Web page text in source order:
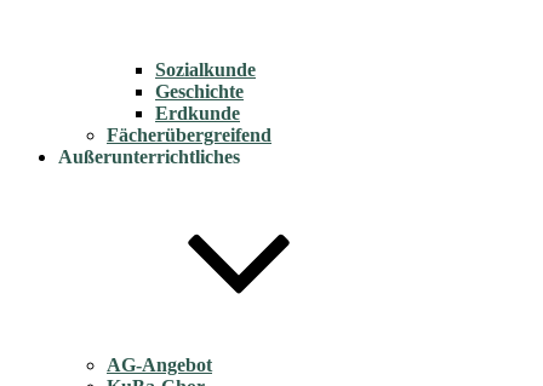
Sozialkunde
Geschichte
Erdkunde
Fächerübergreifend
Außerunterrichtliches
AG-Angebot